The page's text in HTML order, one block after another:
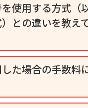
使用する方式（
との違いを教え
た場合の手数料